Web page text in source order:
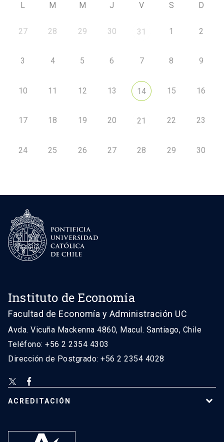
L M M J V S D
27 28 29 30 31 1 2
3 4 5 6 7 8 9
10 11 12 13 14 15 16
17 18 19 20 21 22 23
24 25 26 27 28 29 30
Instituto de Economía
Facultad de Economía y Administración UC
Avda. Vicuña Mackenna 4860, Macul. Santiago, Chile
Teléfono: +56 2 2354 4303
Dirección de Postgrado: +56 2 2354 4028
ACREDITACIÓN